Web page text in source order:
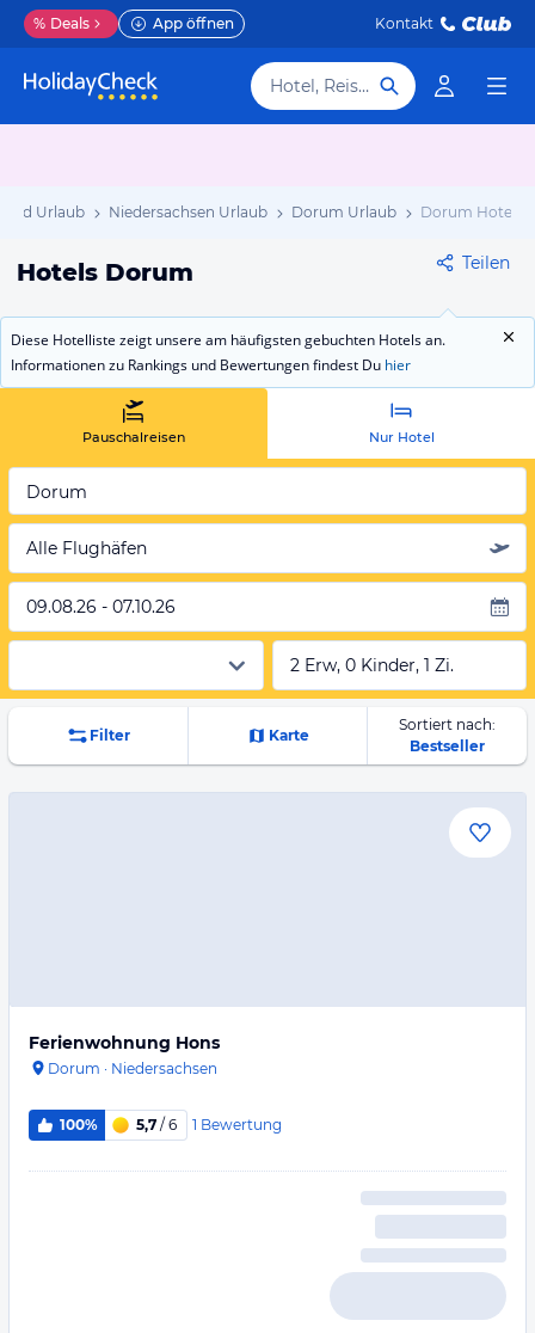
% Deals App öffnen Kontakt
Hotel, Reiseziel
Urlaub Niedersachsen Urlaub Dorum Urlaub Dorum Hotels
Hotels Dorum Teilen
Diese Hotelliste zeigt unsere am häufigsten gebuchten Hotels an.
Informationen zu Rankings und Bewertungen findest Du hier
Pauschalreisen Nur Hotel
Dorum
Alle Flughäfen
09.08.26 - 07.10.26
2 Erw, 0 Kinder, 1 Zi.
Filter Karte
Sortiert nach:
Bestseller
Ferienwohnung Hons
Dorum · Niedersachsen
100% 5,7 / 6 1 Bewertung